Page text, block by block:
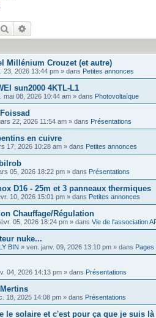
Rechercher
Millénium Crouzet (et autre)
23, 2026 13:44 pm » dans Petites annonces
sun2000 4KTL-L1
mai 08, 2026 10:44 am » dans Photovoltaïque
22, 2026 11:54 am » dans Présentations
en cuivre
17, 2026 10:28 am » dans Petites annonces
05, 2026 18:22 pm » dans Présentations
D16 - 25m et 3 panneaux thermiques
10, 2026 15:01 pm » dans Petites annonces
Chauffage/Régulation
05, 2026 18:24 pm » dans Vie de l'association
nuke...
BIN » ven. janv. 09, 2026 13:10 pm » dans Pages
04, 2026 14:13 pm » dans Présentations
18, 2025 14:08 pm » dans Présentations
le solaire et c'est pour ça que je suis là